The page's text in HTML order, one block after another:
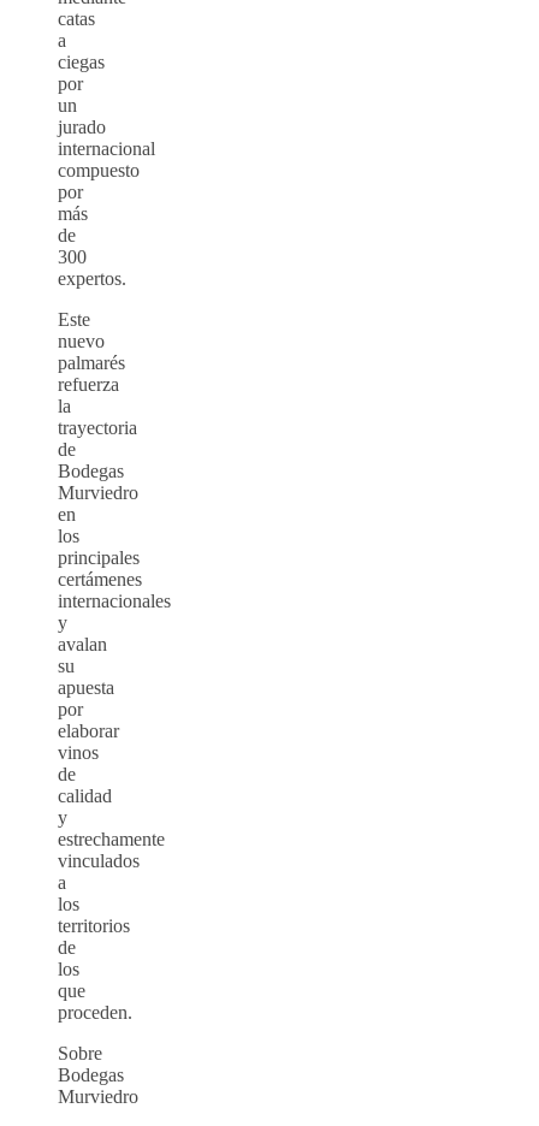
catas
a
ciegas
por
un
jurado
internacional
compuesto
por
más
de
300
expertos.
Este
nuevo
palmarés
refuerza
la
trayectoria
de
Bodegas
Murviedro
en
los
principales
certámenes
internacionales
y
avalan
su
apuesta
por
elaborar
vinos
de
calidad
y
estrechamente
vinculados
a
los
territorios
de
los
que
proceden.
Sobre
Bodegas
Murviedro